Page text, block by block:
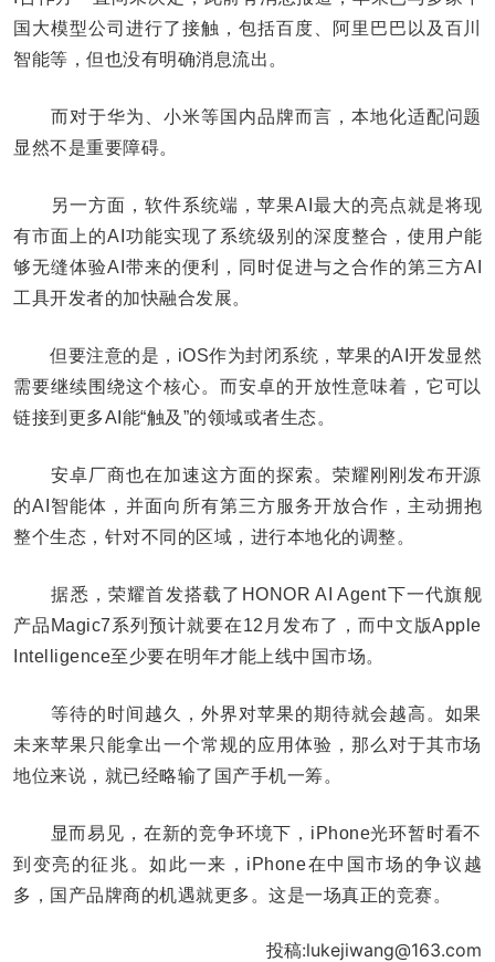
国大模型公司进行了接触，包括百度、阿里巴巴以及百川
智能等，但也没有明确消息流出。
而对于华为、小米等国内品牌而言，本地化适配问题
显然不是重要障碍。
另一方面，软件系统端，苹果AI最大的亮点就是将现
有市面上的AI功能实现了系统级别的深度整合，使用户能
够无缝体验AI带来的便利，同时促进与之合作的第三方AI
工具开发者的加快融合发展。
但要注意的是，iOS作为封闭系统，苹果的AI开发显然
需要继续围绕这个核心。而安卓的开放性意味着，它可以
链接到更多AI能“触及”的领域或者生态。
安卓厂商也在加速这方面的探索。荣耀刚刚发布开源
的AI智能体，并面向所有第三方服务开放合作，主动拥抱
整个生态，针对不同的区域，进行本地化的调整。
据悉，荣耀首发搭载了HONOR AI Agent下一代旗舰
产品Magic7系列预计就要在12月发布了，而中文版Apple
Intelligence至少要在明年才能上线中国市场。
等待的时间越久，外界对苹果的期待就会越高。如果
未来苹果只能拿出一个常规的应用体验，那么对于其市场
地位来说，就已经略输了国产手机一筹。
显而易见，在新的竞争环境下，iPhone光环暂时看不
到变亮的征兆。如此一来，iPhone在中国市场的争议越
多，国产品牌商的机遇就更多。这是一场真正的竞赛。
投稿:lukejiwang@163.com